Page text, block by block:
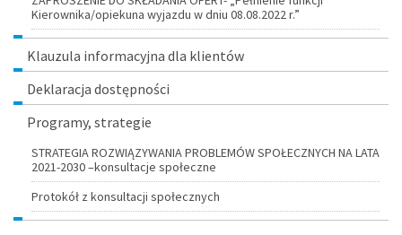
Kierownika/opiekuna wyjazdu w dniu 08.08.2022 r.”
Klauzula informacyjna dla klientów
Deklaracja dostępności
Programy, strategie
STRATEGIA ROZWIĄZYWANIA PROBLEMÓW SPOŁECZNYCH NA LATA
2021-2030 –konsultacje społeczne
Protokół z konsultacji społecznych